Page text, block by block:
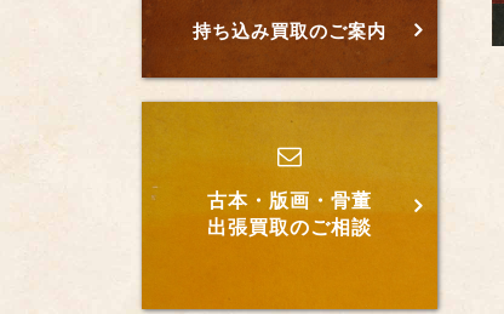
持ち込み買取のご案内
古本・版画・骨董
出張買取のご相談